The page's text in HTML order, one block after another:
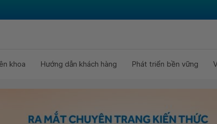
khoa Hướng dẫn khách hàng Phát triển bền vững